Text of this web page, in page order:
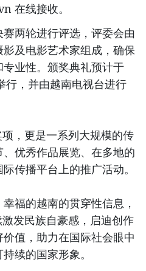
在线接收。
两轮进行评选，评委会由
及电影艺术家组成，确保
业性。颁奖典礼预计于
行，并由越南电视台进行
，更是一系列大规模的传
优秀作品展览、在多地的
传播平台上的推广活动。
福的越南的贯穿性信息，
发民族自豪感，启迪创作
值，助力在国际社会眼中
续的国家形象。